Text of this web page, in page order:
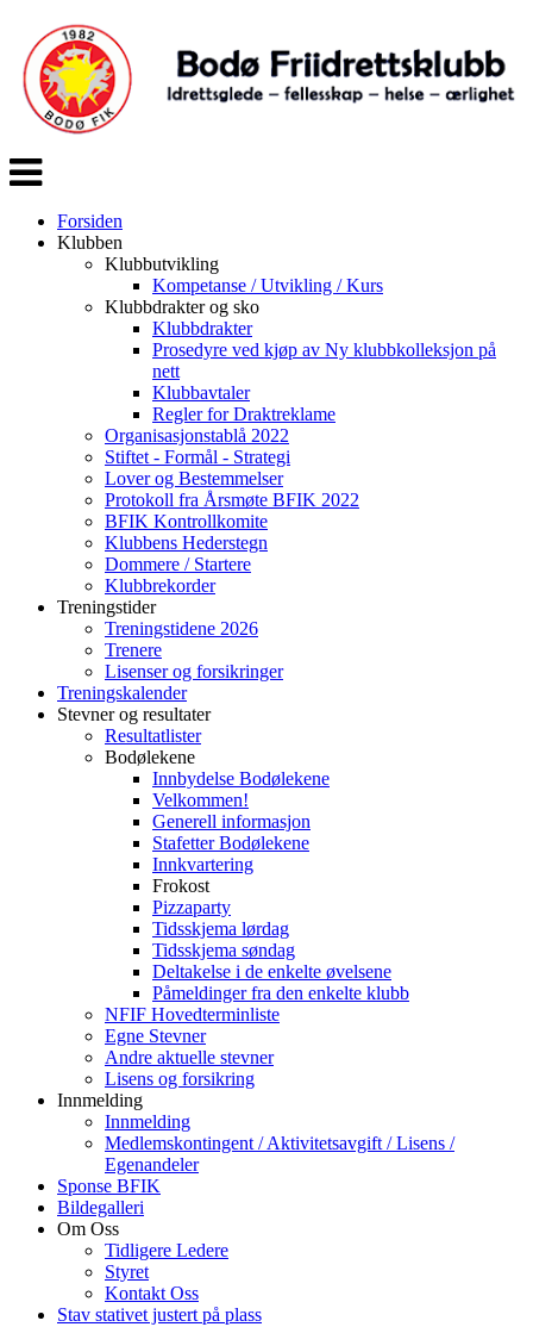
Veksle
navigasjon
Forsiden
Klubben
Klubbutvikling
Kompetanse / Utvikling / Kurs
Klubbdrakter og sko
Klubbdrakter
Prosedyre ved kjøp av Ny klubbkolleksjon på
nett
Klubbavtaler
Regler for Draktreklame
Organisasjonstablå 2022
Stiftet - Formål - Strategi
Lover og Bestemmelser
Protokoll fra Årsmøte BFIK 2022
BFIK Kontrollkomite
Klubbens Hederstegn
Dommere / Startere
Klubbrekorder
Treningstider
Treningstidene 2026
Trenere
Lisenser og forsikringer
Treningskalender
Stevner og resultater
Resultatlister
Bodølekene
Innbydelse Bodølekene
Velkommen!
Generell informasjon
Stafetter Bodølekene
Innkvartering
Frokost
Pizzaparty
Tidsskjema lørdag
Tidsskjema søndag
Deltakelse i de enkelte øvelsene
Påmeldinger fra den enkelte klubb
NFIF Hovedterminliste
Egne Stevner
Andre aktuelle stevner
Lisens og forsikring
Innmelding
Innmelding
Medlemskontingent / Aktivitetsavgift / Lisens /
Egenandeler
Sponse BFIK
Bildegalleri
Om Oss
Tidligere Ledere
Styret
Kontakt Oss
Stav stativet justert på plass